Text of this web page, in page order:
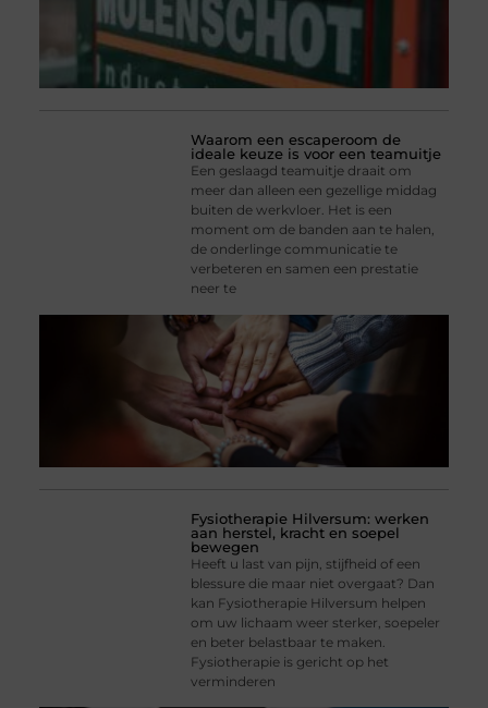
Waarom een escaperoom de
ideale keuze is voor een teamuitje
Een geslaagd teamuitje draait om
meer dan alleen een gezellige middag
buiten de werkvloer. Het is een
moment om de banden aan te halen,
de onderlinge communicatie te
verbeteren en samen een prestatie
neer te
Fysiotherapie Hilversum: werken
aan herstel, kracht en soepel
bewegen
Heeft u last van pijn, stijfheid of een
blessure die maar niet overgaat? Dan
kan Fysiotherapie Hilversum helpen
om uw lichaam weer sterker, soepeler
en beter belastbaar te maken.
Fysiotherapie is gericht op het
verminderen